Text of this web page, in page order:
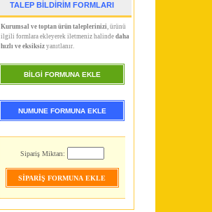
TALEP BİLDİRİM FORMLARI
Kurumsal ve toptan ürün taleplerinizi , ürünü
ilgili formlara ekleyerek iletmeniz halindedaha
hızlı ve eksiksiz yanıtlanır.
BİLGİ FORMUNA EKLE
NUMUNE FORMUNA EKLE
Sipariş Miktarı: